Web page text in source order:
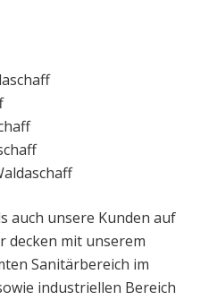
auch unsere Kunden auf
decken mit unserem
Sanitärbereich im
industriellen Bereich